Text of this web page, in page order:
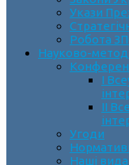
Укази
Робота
Науково-
І
ІІ
Угоди
Наші